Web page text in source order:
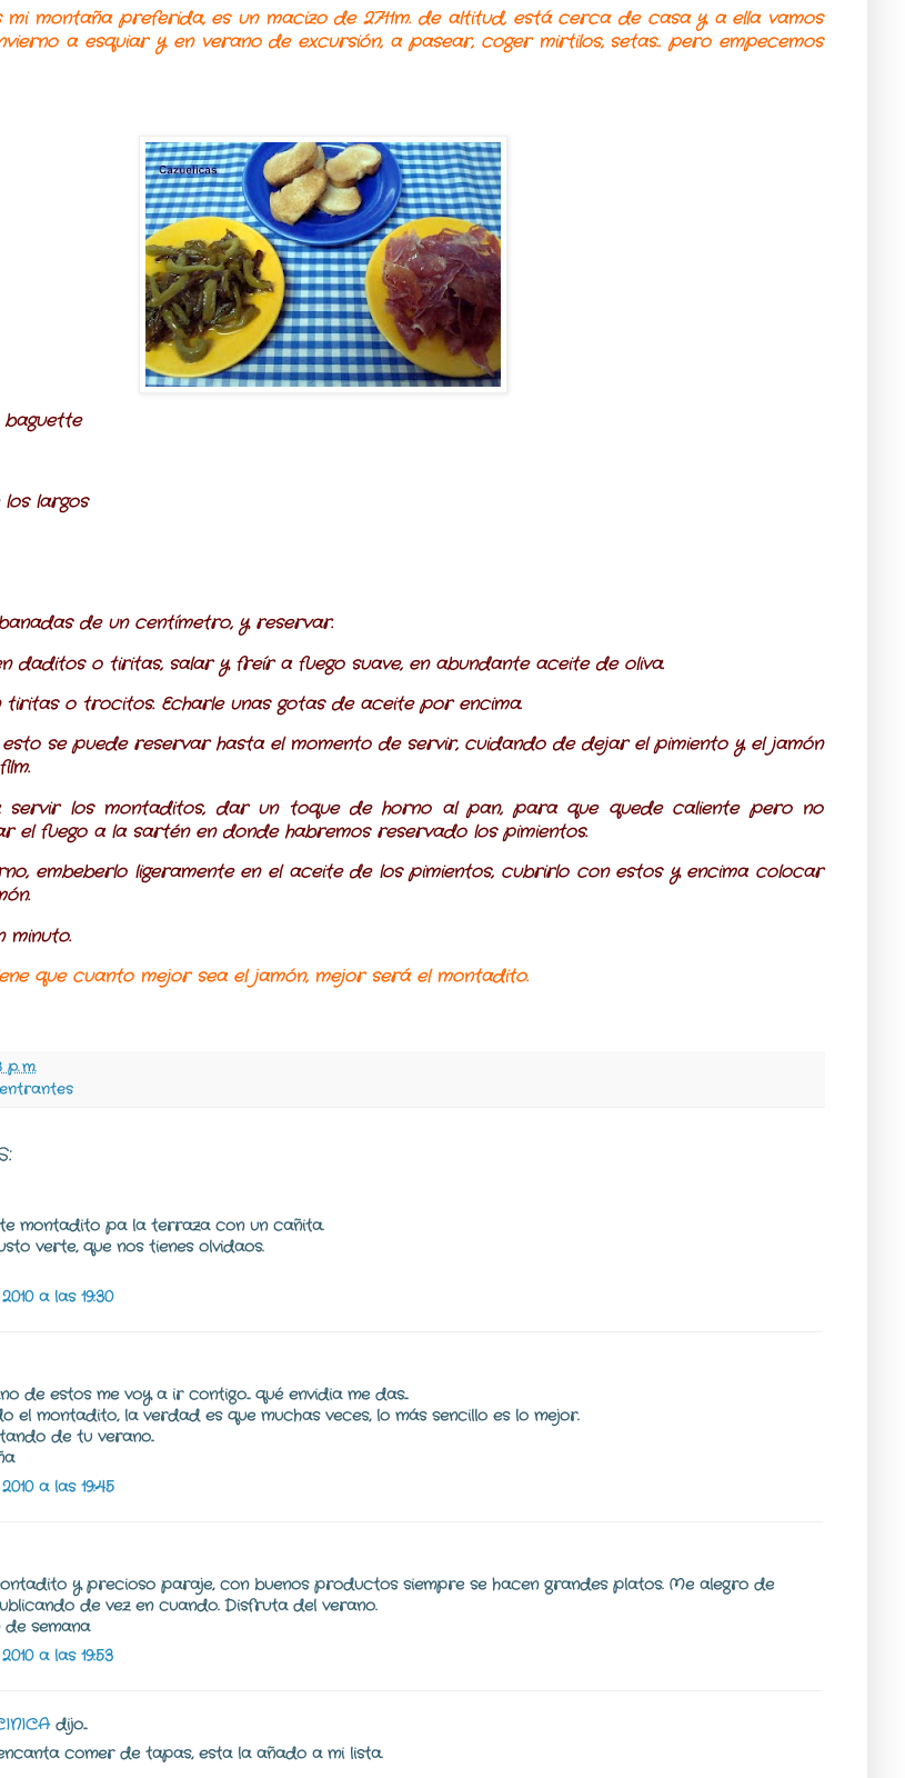
mi montaña preferida, es un macizo de 2711m. de altitud, está cerca de casa y a ella vamos
a esquiar y en verano de excursión, a pasear, coger mirtilos, setas.. pero empecemos
largos
de un centímetro, y reservar.
daditos o tiritas, salar y freír a fuego suave, en abundante aceite de oliva.
o trocitos. Echarle unas gotas de aceite por encima.
se puede reservar hasta el momento de servir, cuidando de dejar el pimiento y el jamón
servir los montaditos, dar un toque de horno al pan, para que quede caliente pero no
el fuego a la sartén en donde habremos reservado los pimientos.
embeberlo ligeramente en el aceite de los pimientos, cubrirlo con estos y encima colocar
minuto.
que cuanto mejor sea el jamón, mejor será el montadito.
p. m.
montadito pa la terraza con un cañita.
verte, que nos tienes olvidaos.
a las 19:30
de estos me voy a ir contigo... qué envidia me das...
el montadito, la verdad es que muchas veces, lo más sencillo es lo mejor.
de tu verano..
a las 19:45
y precioso paraje, con buenos productos siempre se hacen grandes platos. Me alegro de
de vez en cuando. Disfruta del verano.
semana
a las 19:53
dijo...
comer de tapas, esta la añado a mi lista.